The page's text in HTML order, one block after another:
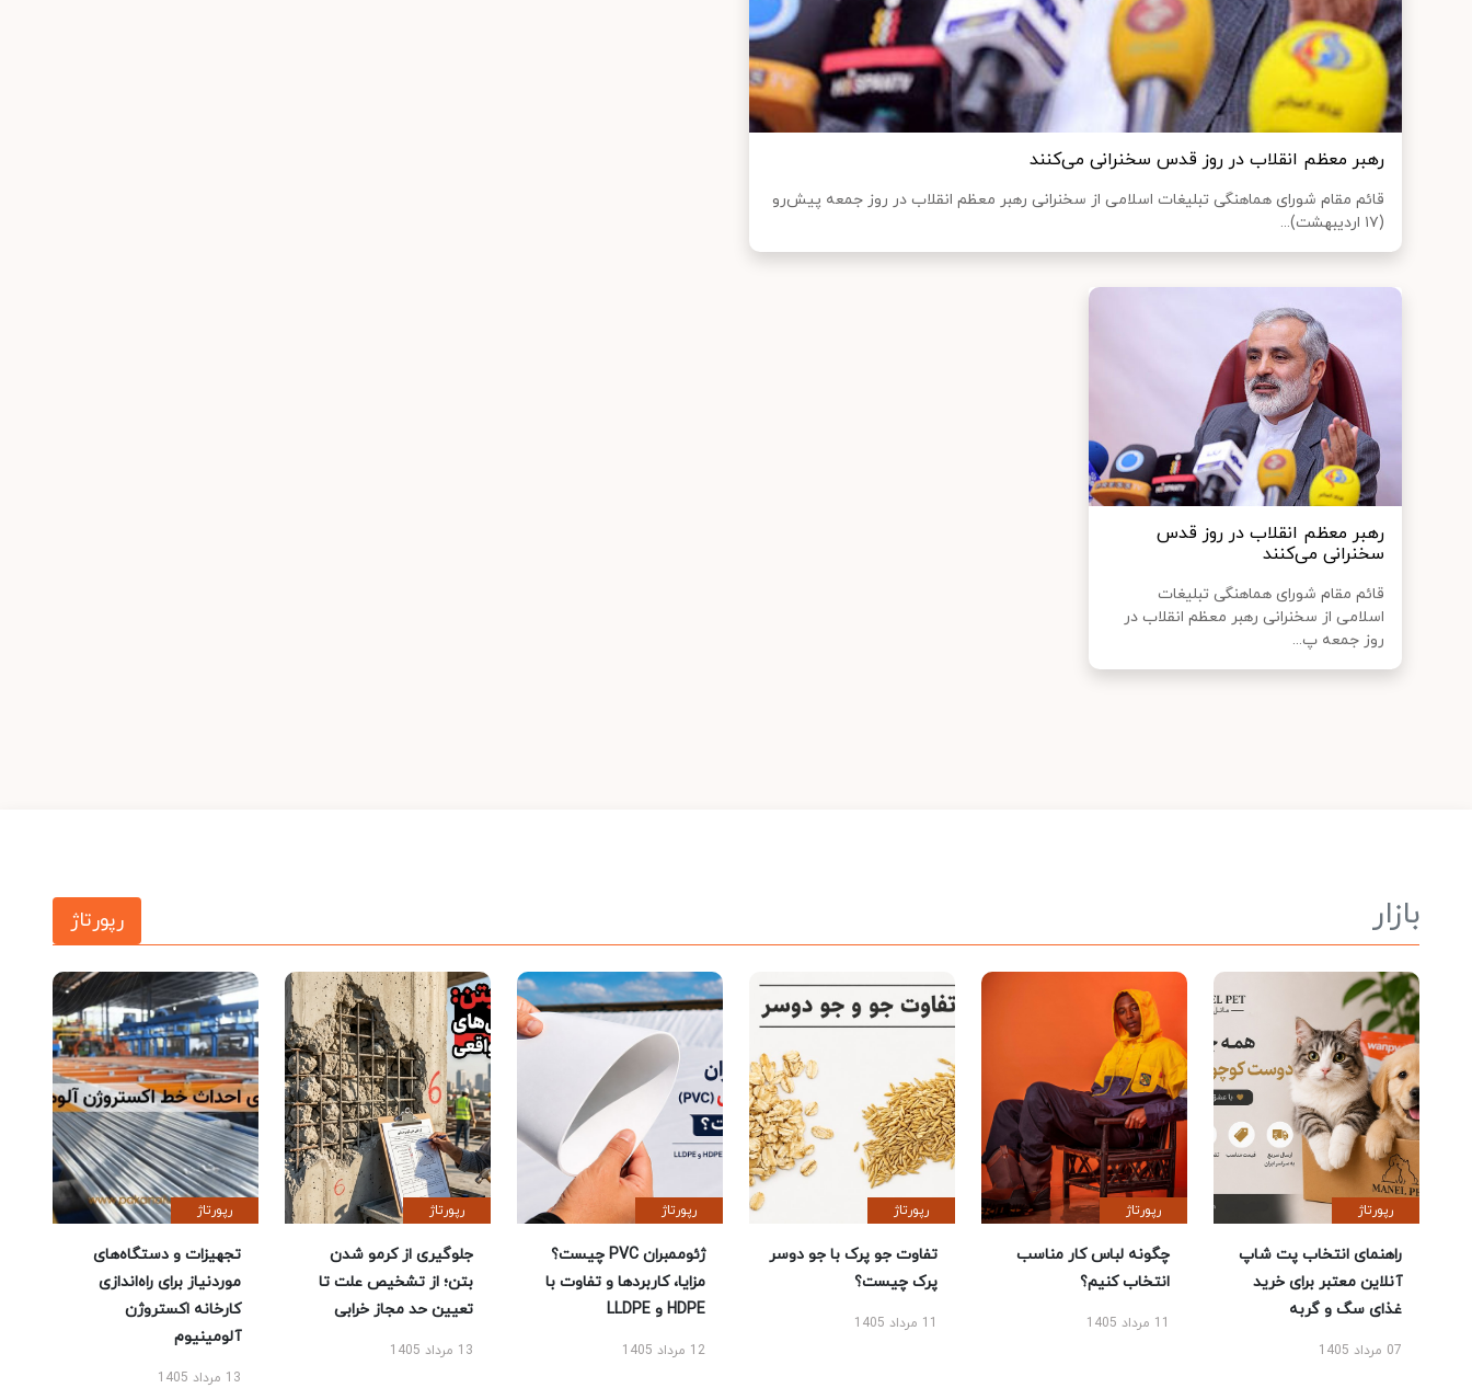
رهبر معظم انقلاب در روز قدس سخنرانی می‌کنند
قائم مقام شورای هماهنگی تبلیغات اسلامی از سخنرانی رهبر معظم انقلاب در روز جمعه پیش‌رو
(۱۷ اردیبهشت)...
رهبر معظم انقلاب در روز قدس
سخنرانی می‌کنند
قائم مقام شورای هماهنگی تبلیغات
اسلامی از سخنرانی رهبر معظم انقلاب در
روز جمعه پ...
بازار رپورتاژ
رپورتاژ
راهنمای انتخاب پت شاپ
آنلاین معتبر برای خرید
غذای سگ و گربه
07 مرداد 1405
رپورتاژ
چگونه لباس کار مناسب
انتخاب کنیم؟
11 مرداد 1405
رپورتاژ
تفاوت جو پرک با جو دوسر
پرک چیست؟
11 مرداد 1405
رپورتاژ
ژئوممبران PVC چیست؟
مزایا، کاربردها و تفاوت با
HDPE و LLDPE
12 مرداد 1405
رپورتاژ
جلوگیری از کرمو شدن
بتن؛ از تشخیص علت تا
تعیین حد مجاز خرابی
13 مرداد 1405
رپورتاژ
تجهیزات و دستگاه‌های
موردنیاز برای راه‌اندازی
کارخانه اکستروژن
آلومینیوم
13 مرداد 1405